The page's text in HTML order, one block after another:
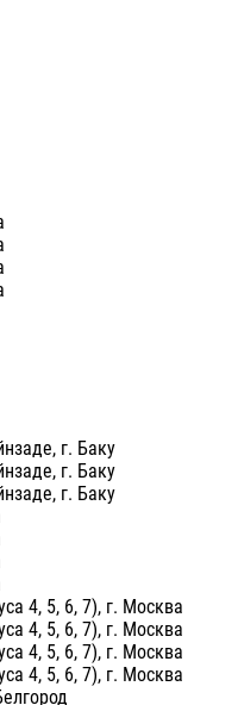
г. Баку
г. Баку
г. Баку
4, 5, 6, 7), г. Москва
4, 5, 6, 7), г. Москва
4, 5, 6, 7), г. Москва
4, 5, 6, 7), г. Москва